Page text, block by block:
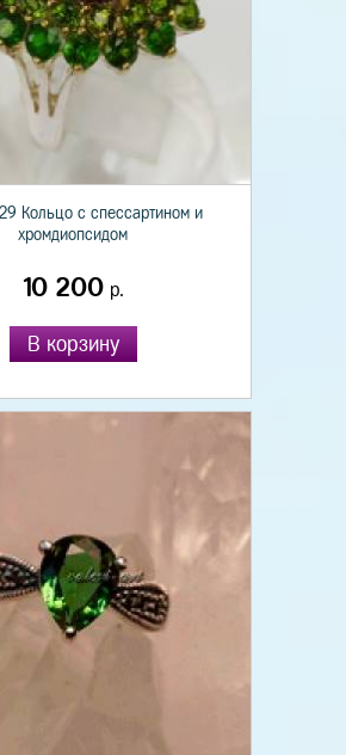
Кольцо с спессартином и
хромдиопсидом
10 200р.
В корзину